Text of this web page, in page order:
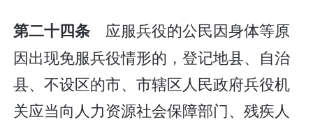
第二十四条 应服兵役的公民因身体等原
因出现免服兵役情形的，登记地县、自治
县、不设区的市、市辖区人民政府兵役机
关应当向人力资源社会保障部门、残疾人